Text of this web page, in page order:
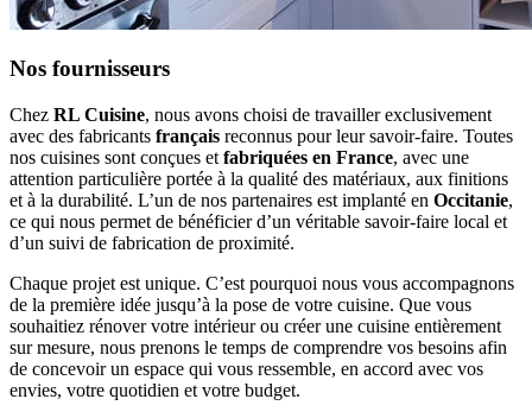
Nos fournisseurs
Chez RL Cuisine, nous avons choisi de travailler exclusivement
avec des fabricants français reconnus pour leur savoir-faire. Toutes
nos cuisines sont conçues et fabriquées en France, avec une
attention particulière portée à la qualité des matériaux, aux finitions
et à la durabilité. L’un de nos partenaires est implanté en Occitanie,
ce qui nous permet de bénéficier d’un véritable savoir-faire local et
d’un suivi de fabrication de proximité.
Chaque projet est unique. C’est pourquoi nous vous accompagnons
de la première idée jusqu’à la pose de votre cuisine. Que vous
souhaitiez rénover votre intérieur ou créer une cuisine entièrement
sur mesure, nous prenons le temps de comprendre vos besoins afin
de concevoir un espace qui vous ressemble, en accord avec vos
envies, votre quotidien et votre budget.